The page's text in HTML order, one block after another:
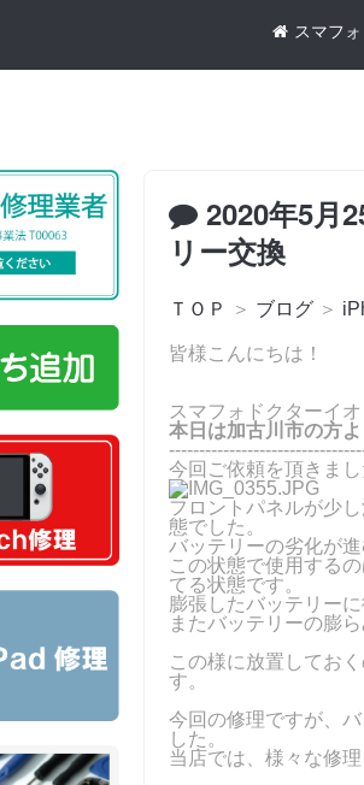
スマフ
2020年5月
リー交換
ＴＯＰ ＞ ブログ ＞
皆様こんにちは！
スマフォドクターイ
本日は加古川市の方
今回ご依頼を頂きま
フロントパネルが少
態でした。
バッテリーの劣化が
この状態で使用する
てる状態です。
膨張したバッテリー
またバッテリーの膨
この様に放置してお
す。
今回の修理ですが、
した。
当店では、様々な修